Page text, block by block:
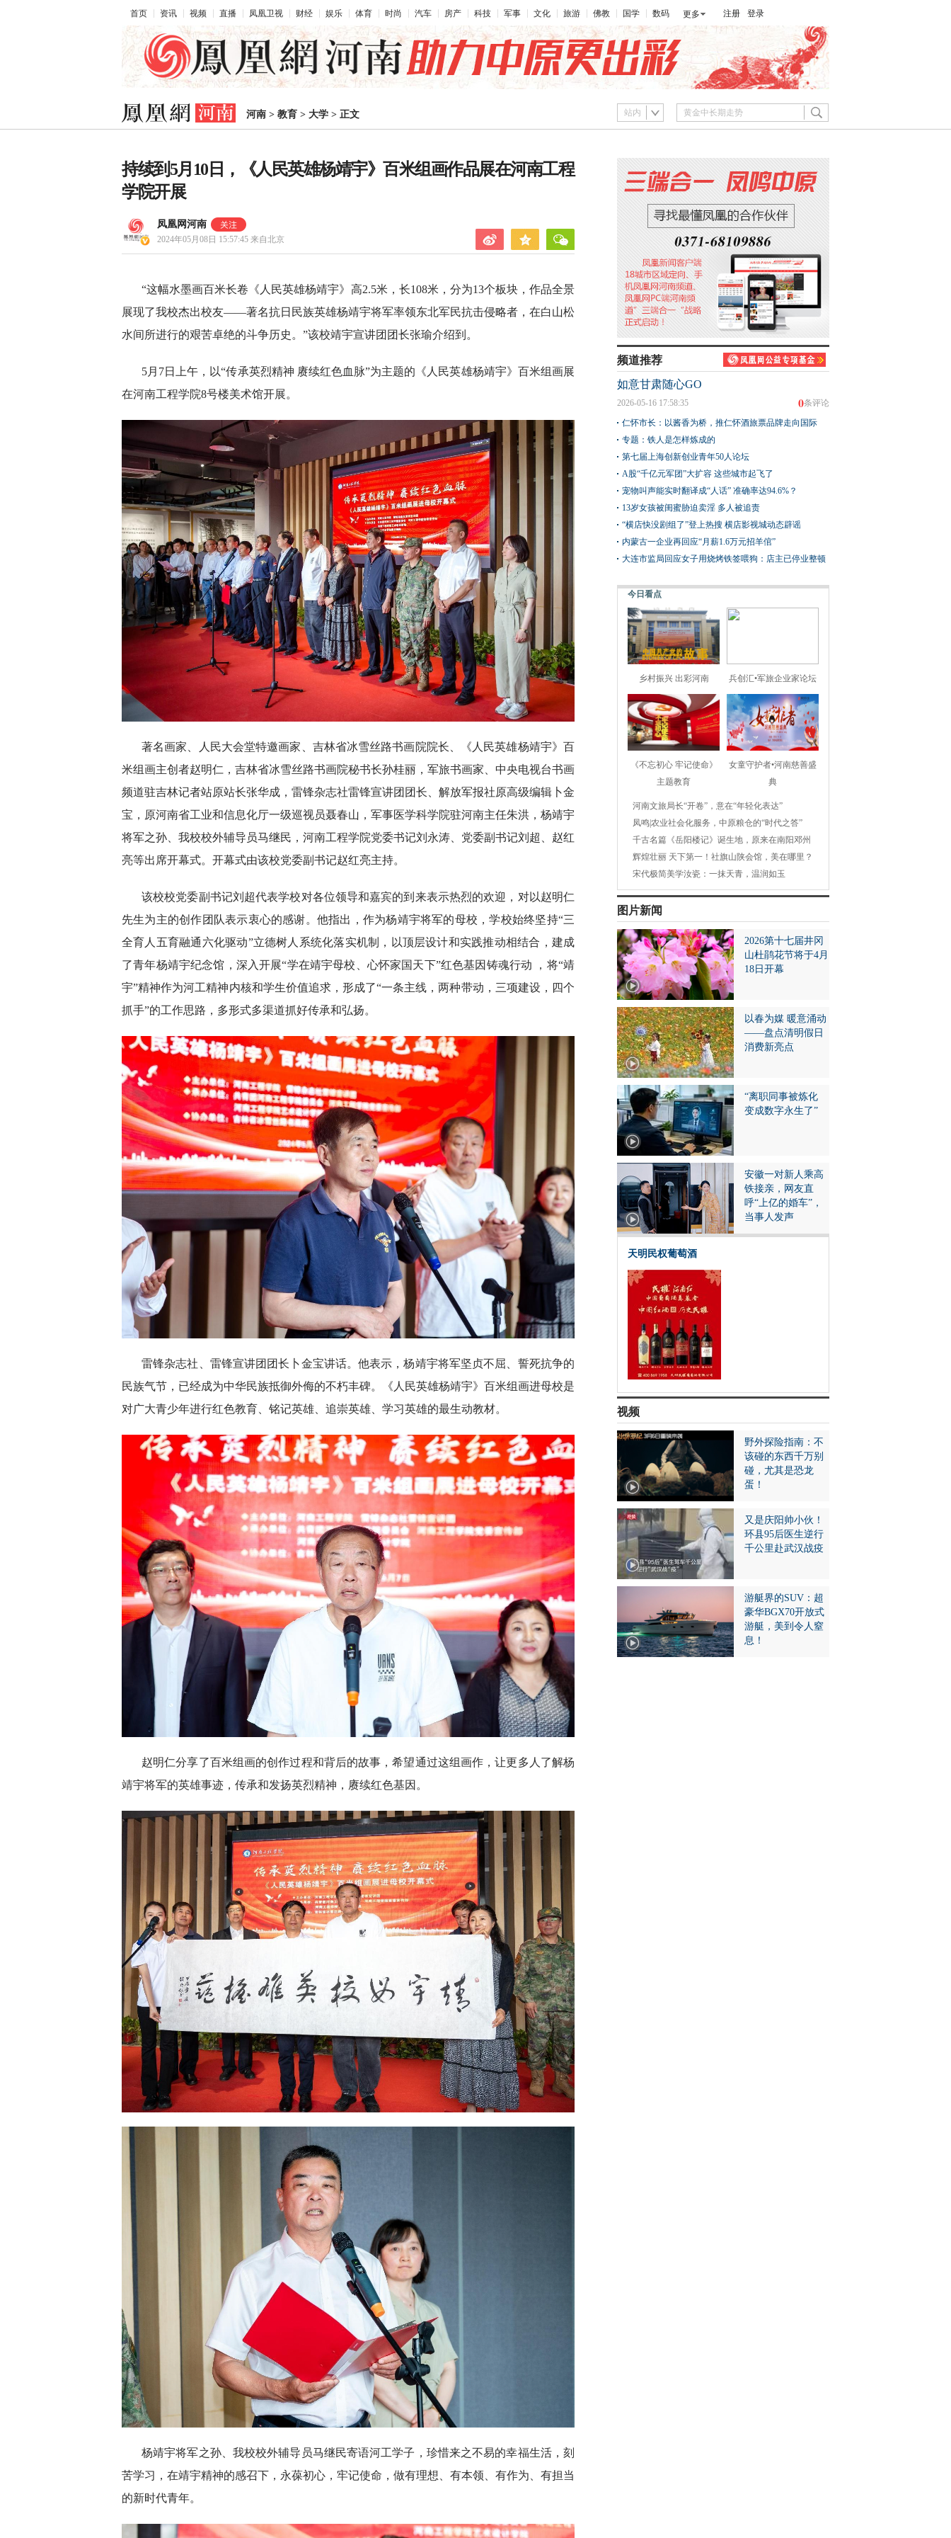
首页 资讯 视频 直播 凤凰卫视 财经 娱乐 体育 时尚 汽车 房产 科技 军事 文化 旅游 佛教 国学 数码 更多 注册 登录
河南 > 教育 > 大学 > 正文 站内
持续到5月10日，《人民英雄杨靖宇》百米组画作品展在河南工程
学院开展
凤凰网河南
2024年05月08日 15:57:45 来自北京
“这幅水墨画百米长卷《人民英雄杨靖宇》高2.5米，长108米，分为13个板块，作品全景
展现了我校杰出校友——著名抗日民族英雄杨靖宇将军率领东北军民抗击侵略者，在白山松
水间所进行的艰苦卓绝的斗争历史。”该校靖宇宣讲团团长张瑜介绍到。
5月7日上午，以“传承英烈精神 赓续红色血脉”为主题的《人民英雄杨靖宇》百米组画展
在河南工程学院8号楼美术馆开展。
著名画家、人民大会堂特邀画家、吉林省冰雪丝路书画院院长、《人民英雄杨靖宇》百
米组画主创者赵明仁，吉林省冰雪丝路书画院秘书长孙桂丽，军旅书画家、中央电视台书画
频道驻吉林记者站原站长张华成，雷锋杂志社雷锋宣讲团团长、解放军报社原高级编辑卜金
宝，原河南省工业和信息化厅一级巡视员聂春山，军事医学科学院驻河南主任朱洪，杨靖宇
将军之孙、我校校外辅导员马继民，河南工程学院党委书记刘永涛、党委副书记刘超、赵红
亮等出席开幕式。开幕式由该校党委副书记赵红亮主持。
该校校党委副书记刘超代表学校对各位领导和嘉宾的到来表示热烈的欢迎，对以赵明仁
先生为主的创作团队表示衷心的感谢。他指出，作为杨靖宇将军的母校，学校始终坚持“三
全育人五育融通六化驱动”立德树人系统化落实机制，以顶层设计和实践推动相结合，建成
了青年杨靖宇纪念馆，深入开展“学在靖宇母校、心怀家国天下”红色基因铸魂行动 ，将“靖
宇”精神作为河工精神内核和学生价值追求，形成了“一条主线，两种带动，三项建设，四个
抓手”的工作思路，多形式多渠道抓好传承和弘扬。
雷锋杂志社、雷锋宣讲团团长卜金宝讲话。他表示，杨靖宇将军坚贞不屈、誓死抗争的
民族气节，已经成为中华民族抵御外侮的不朽丰碑。《人民英雄杨靖宇》百米组画进母校是
对广大青少年进行红色教育、铭记英雄、追崇英雄、学习英雄的最生动教材。
赵明仁分享了百米组画的创作过程和背后的故事，希望通过这组画作，让更多人了解杨
靖宇将军的英雄事迹，传承和发扬英烈精神，赓续红色基因。
杨靖宇将军之孙、我校校外辅导员马继民寄语河工学子，珍惜来之不易的幸福生活，刻
苦学习，在靖宇精神的感召下，永葆初心，牢记使命，做有理想、有本领、有作为、有担当
的新时代青年。
频道推荐
如意甘肃随心GO
0条评论
2026-05-16 17:58:35
仁怀市长：以酱香为桥，推仁怀酒旅票品牌走向国际
专题：铁人是怎样炼成的
第七届上海创新创业青年50人论坛
A股“千亿元军团”大扩容 这些城市起飞了
宠物叫声能实时翻译成“人话” 准确率达94.6%？
13岁女孩被闺蜜胁迫卖淫 多人被追责
“横店快没剧组了”登上热搜 横店影视城动态辟谣
内蒙古一企业再回应“月薪1.6万元招羊倌”
大连市监局回应女子用烧烤铁签喂狗：店主已停业整顿
今日看点
乡村振兴 出彩河南 兵创汇•军旅企业家论坛
《不忘初心 牢记使命》
主题教育
女童守护者•河南慈善盛
典
河南文旅局长“开卷”，意在“年轻化表达”
凤鸣|农业社会化服务，中原粮仓的“时代之答”
千古名篇《岳阳楼记》诞生地，原来在南阳邓州
辉煌壮丽 天下第一！社旗山陕会馆，美在哪里？
宋代极简美学汝瓷：一抹天青，温润如玉
图片新闻
2026第十七届井冈
山杜鹃花节将于4月
18日开幕
以春为媒 暖意涌动
——盘点清明假日
消费新亮点
“离职同事被炼化
变成数字永生了”
安徽一对新人乘高
铁接亲，网友直
呼“上亿的婚车”，
当事人发声
天明民权葡萄酒
视频
野外探险指南：不
该碰的东西千万别
碰，尤其是恐龙
蛋！
又是庆阳帅小伙！
环县95后医生逆行
千公里赴武汉战疫
游艇界的SUV：超
豪华BGX70开放式
游艇，美到令人窒
息！